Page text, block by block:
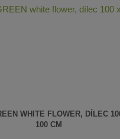
WHITE FLOWER, DÍLEC
100 CM